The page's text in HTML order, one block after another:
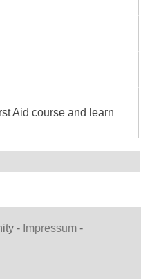
Aid course and learn
- Impressum -